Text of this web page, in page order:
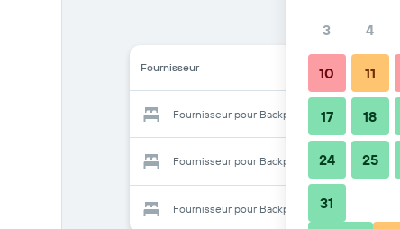
Fournisseur
Fournisseur pour Backpackers Miyajima
Fournisseur pour Backpackers Miyajima
Fournisseur pour Backpackers Miyajima
3 4
10 11
17 18
24 25
31